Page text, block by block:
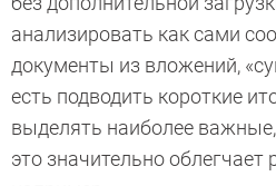
анализировать как сами
документы из вложений,
есть подводить короткие
выделять наиболее
это значительно облегчает